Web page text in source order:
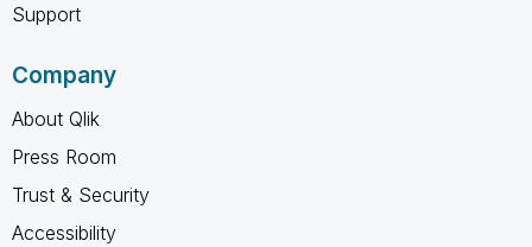
Support
Company
About Qlik
Press Room
Trust & Security
Accessibility